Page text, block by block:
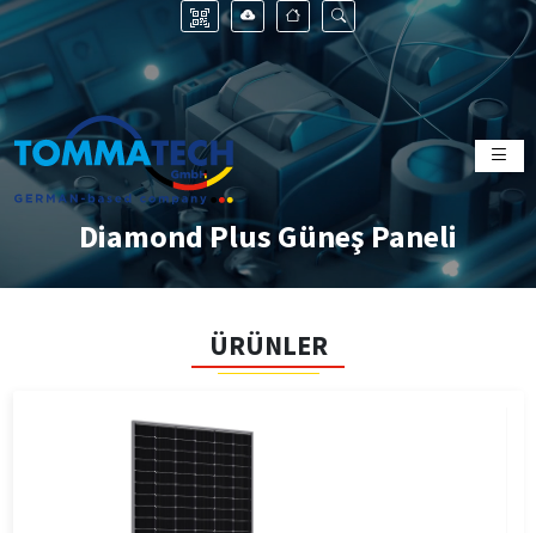
Diamond Plus Güneş Paneli
ÜRÜNLER